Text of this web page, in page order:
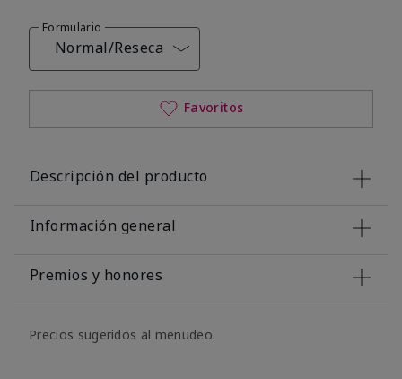
Formulario
Normal/Reseca
Favoritos
Descripción del producto
Información general
Premios y honores
Precios sugeridos al menudeo.